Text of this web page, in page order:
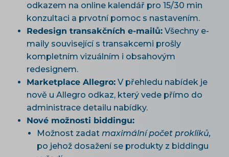
odkazem na online kalendář pro 15/30 min
konzultaci a prvotní pomoc s nastavením.
Redesign transakčních e-mailů: Všechny e-
maily související s transakcemi prošly
kompletním vizuálním i obsahovým
redesignem.
Marketplace Allegro: V přehledu nabídek je
nově u Allegro odkaz, který vede přímo do
administrace detailu nabídky.
Nové možnosti biddingu:
Možnost zadat maximální počet prokliků,
po jehož dosažení se produkty z biddingu